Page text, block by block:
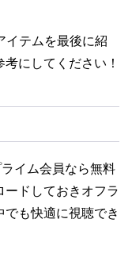
イテムを最後に紹
にしてください！
イム会員なら無料
ードしておきオフラ
も快適に視聴でき